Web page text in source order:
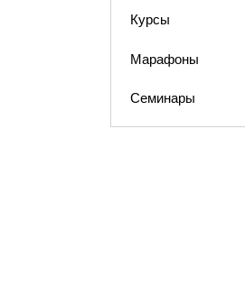
Курсы
Марафоны
Семинары